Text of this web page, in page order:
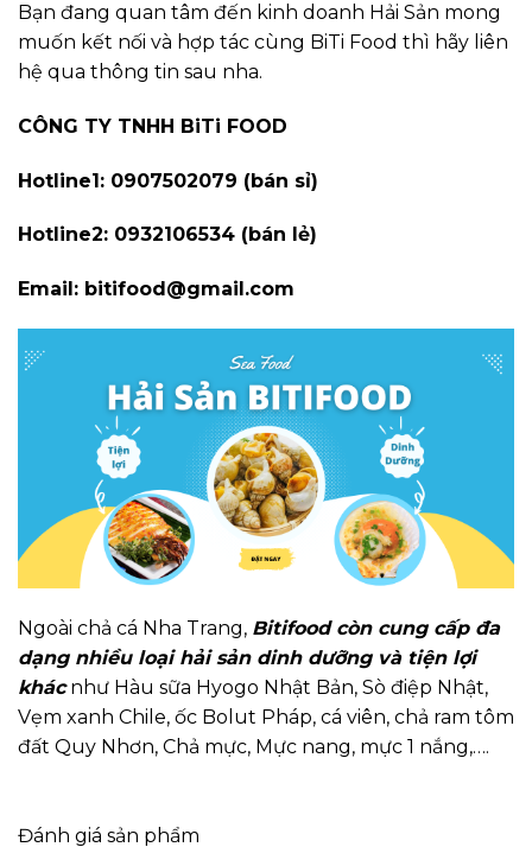
Bạn đang quan tâm đến kinh doanh Hải Sản mong
muốn kết nối và hợp tác cùng BiTi Food thì hãy liên
hệ qua thông tin sau nha.
CÔNG TY TNHH BiTi FOOD
Hotline1: 0907502079 (bán sỉ)
Hotline2: 0932106534 (bán lẻ)
Email: bitifood@gmail.com
Ngoài chả cá Nha Trang, Bitifood còn cung cấp đa
dạng nhiều loại hải sản dinh dưỡng và tiện lợi
khácnhư Hàu sữa Hyogo Nhật Bản, Sò điệp Nhật,
Vẹm xanh Chile, ốc Bolut Pháp, cá viên, chả ram tôm
đất Quy Nhơn, Chả mực, Mực nang, mực 1 nắng,….
Đánh giá sản phẩm